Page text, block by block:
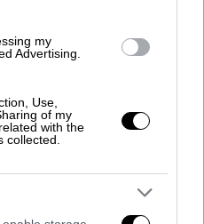
my
Advertising.
Use,
of my
with the
collected.